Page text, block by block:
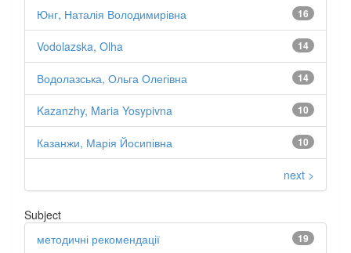
16
Юнг, Наталія Володимирівна
14
Vodolazska, Olha
14
Водолазська, Ольга Олегівна
10
Kazanzhy, Maria Yosypivna
10
Казанжи, Марія Йосипівна
next >
Subject
19
методичні рекомендації